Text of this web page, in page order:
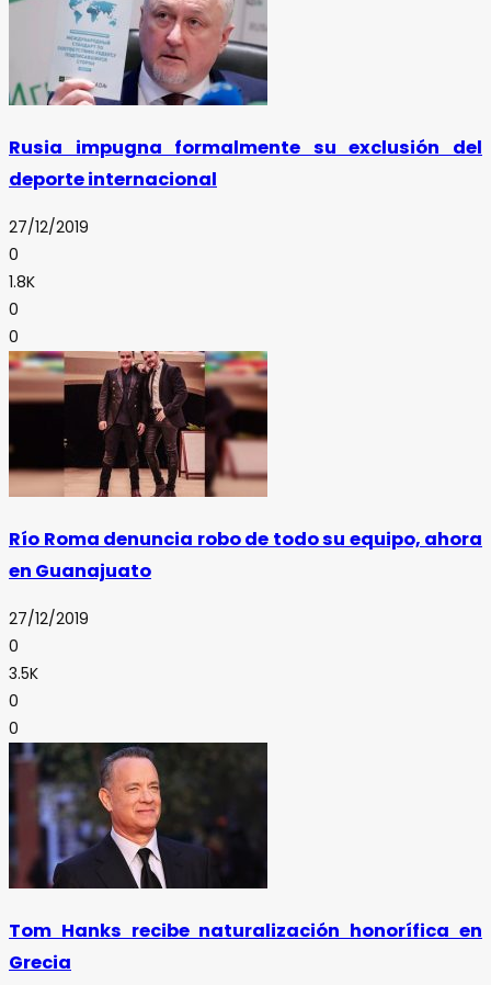
Rusia impugna formalmente su exclusión del
deporte internacional
27/12/2019
0
1.8K
0
0
Río Roma denuncia robo de todo su equipo, ahora
en Guanajuato
27/12/2019
0
3.5K
0
0
Tom Hanks recibe naturalización honorífica en
Grecia